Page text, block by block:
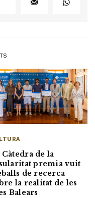
Càtedra de la
premia vuit
de recerca
la realitat de les
Balears